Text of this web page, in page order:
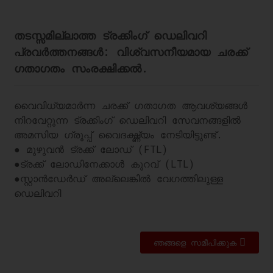
തടസ്സമില്ലാത്ത ട്രക്കിംഗ് ഡെലിവറി
പ്രവർത്തനങ്ങൾ: വിശ്വസനീയമായ ചരക്ക്
ഗതാഗതം സംരക്ഷിക്കൽ.
വൈവിധ്യമാർന്ന ചരക്ക് ഗതാഗത ആവശ്യങ്ങൾ
നിറവേറ്റുന്ന ട്രക്കിംഗ് ഡെലിവറി സേവനങ്ങളിൽ
അമസിയ ഗ്രൂപ്പ് വൈദഗ്ദ്ധ്യം നേടിയിട്ടുണ്ട്.
● മുഴുവൻ ട്രക്ക് ലോഡ് (FTL)
●ട്രക്ക് ലോഡിനേക്കാൾ കുറവ് (LTL)
●സ്റ്റാൻഡേർഡ് അല്ലെങ്കിൽ വേഗത്തിലുള്ള
ഡെലിവറി
ഞങ്ങളെ സമീപിക്കുക